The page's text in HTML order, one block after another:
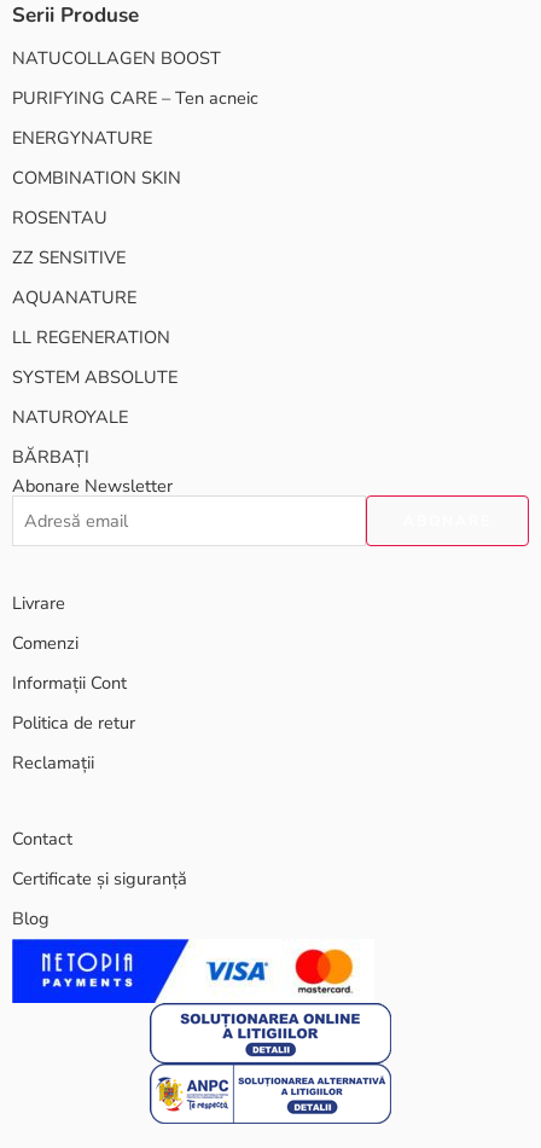
Serii Produse
NATUCOLLAGEN BOOST
PURIFYING CARE – Ten acneic
ENERGYNATURE
COMBINATION SKIN
ROSENTAU
ZZ SENSITIVE
AQUANATURE
LL REGENERATION
SYSTEM ABSOLUTE
NATUROYALE
BĂRBAȚI
Abonare Newsletter
Livrare
Comenzi
Informații Cont
Politica de retur
Reclamații
Contact
Certificate și siguranță
Blog